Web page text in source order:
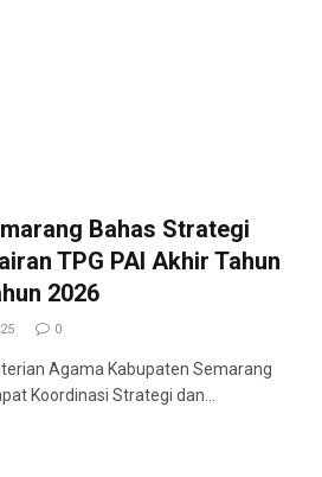
Bahas Strategi
TPG PAI Akhir Tahun
2026
0
Agama Kabupaten Semarang
Koordinasi Strategi dan…